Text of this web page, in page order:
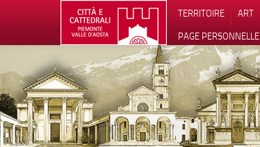
TERRITOIRE ART
PAGE PERSONNELLE